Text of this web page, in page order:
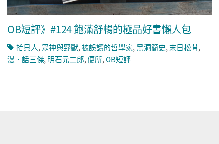
OB短評》#124 飽滿舒暢的極品好書懶人包
拾貝人,眾神與野獸,被誤讀的哲學家,黑洞簡史,末日松茸,
漫．話三傑,明石元二郎,便所,OB短評